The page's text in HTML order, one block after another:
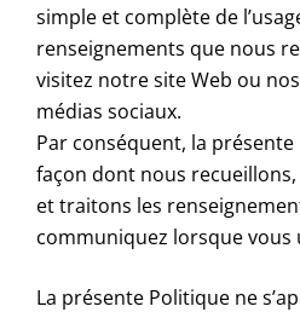
simple et complète de
renseignements que nous
visitez notre site Web ou
médias sociaux.
Par conséquent, la
façon dont nous
et traitons les
communiquez lorsque vous
La présente Politique ne